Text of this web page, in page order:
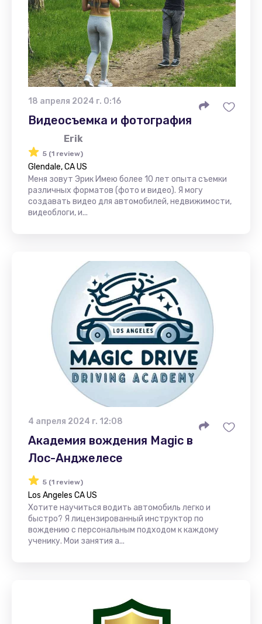
18 апреля 2024 г. 0:16
Видеосъемка и фотография
Erik
5 (1 review)
Glendale, CA US
Меня зовут Эрик Имею более 10 лет опыта съемки
различных форматов (фото и видео). Я могу
создавать видео для автомобилей, недвижимости,
видеоблоги, и...
4 апреля 2024 г. 12:08
Академия вождения Magic в
Лос-Анджелесе
5 (1 review)
Los Angeles CA US
Хотите научиться водить автомобиль легко и
быстро? Я лицензированный инструктор по
вождению с персональным подходом к каждому
ученику. Мои занятия а...